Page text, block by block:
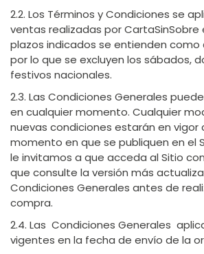
2.2. Los Términos y Condiciones se
ventas realizadas por CartaSinSobre
plazos indicados se entienden como
por lo que se excluyen los sábados,
festivos nacionales.
2.3. Las Condiciones Generales
en cualquier momento. Cualquier
nuevas condiciones estarán en vigor
momento en que se publiquen en el
le invitamos a que acceda al Sitio
que consulte la versión más
Condiciones Generales antes de
compra.
2.4. Las Condiciones Generales
vigentes en la fecha de envío de la